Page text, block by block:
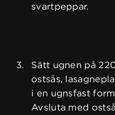
svartpeppar.
Sätt ugnen på
ostsås,
i en ugnsfast
Avsluta med